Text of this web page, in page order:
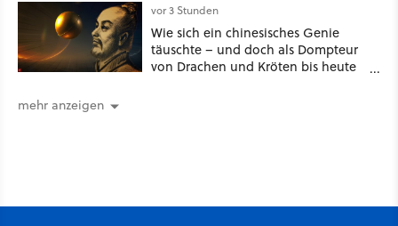
vor 3 Stunden
Wie sich ein chinesisches Genie
täuschte – und doch als Dompteur
von Drachen und Kröten bis heute
mehr anzeigen